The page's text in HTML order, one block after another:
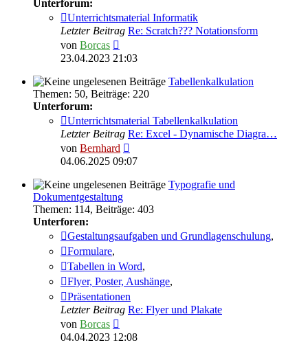
Unterforum:
Unterrichtsmaterial Informatik
Letzter Beitrag Re: Scratch??? Notationsform
von Borcas
Beitrag
23.04.2023 21:03
Tabellenkalkulation
Themen: 50, Beiträge: 220
Unterforum:
Unterrichtsmaterial Tabellenkalkulation
Letzter Beitrag Re: Excel - Dynamische Diagra…
von Bernhard
Beitrag
04.06.2025 09:07
Typografie und
Dokumentgestaltung
Themen: 114, Beiträge: 403
Unterforen:
Gestaltungsaufgaben und Grundlagenschulung,
Formulare,
Tabellen in Word,
Flyer, Poster, Aushänge,
Präsentationen
Letzter Beitrag Re: Flyer und Plakate
von Borcas
Beitrag
04.04.2023 12:08